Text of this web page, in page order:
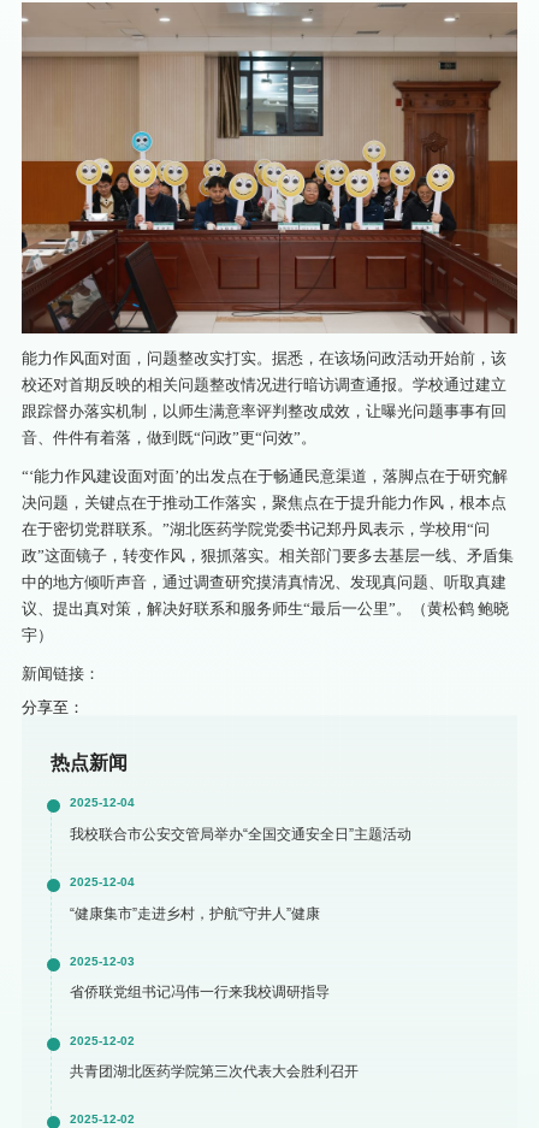
能力作风面对面，问题整改实打实。据悉，在该场问政活动开始前，该
校还对首期反映的相关问题整改情况进行暗访调查通报。学校通过建立
跟踪督办落实机制，以师生满意率评判整改成效，让曝光问题事事有回
音、件件有着落，做到既“问政”更“问效”。
“‘能力作风建设面对面’的出发点在于畅通民意渠道，落脚点在于研究解
决问题，关键点在于推动工作落实，聚焦点在于提升能力作风，根本点
在于密切党群联系。”湖北医药学院党委书记郑丹凤表示，学校用“问
政”这面镜子，转变作风，狠抓落实。相关部门要多去基层一线、矛盾集
中的地方倾听声音，通过调查研究摸清真情况、发现真问题、听取真建
议、提出真对策，解决好联系和服务师生“最后一公里”。（黄松鹤 鲍晓
宇）
新闻链接：
分享至：
热点新闻
2025-12-04
我校联合市公安交管局举办“全国交通安全日”主题活动
2025-12-04
“健康集市”走进乡村，护航“守井人”健康
2025-12-03
省侨联党组书记冯伟一行来我校调研指导
2025-12-02
共青团湖北医药学院第三次代表大会胜利召开
2025-12-02